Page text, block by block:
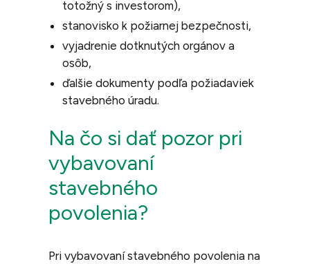
totožný s investorom),
stanovisko k požiarnej bezpečnosti,
vyjadrenie dotknutých orgánov a
osôb,
ďalšie dokumenty podľa požiadaviek
stavebného úradu.
Na čo si dať pozor pri
vybavovaní
stavebného
povolenia?
Pri vybavovaní stavebného povolenia na